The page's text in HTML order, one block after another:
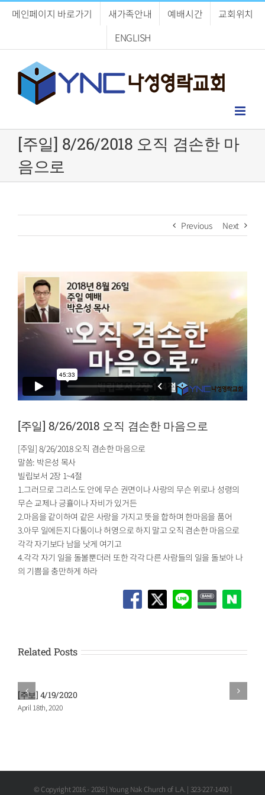
메인페이지 바로가기 새가족안내 예배시간
교회위치
ENGLISH
[주일] 8/26/2018 오직 겸손한 마
음으로
Previous Next
[주일] 8/26/2018 오직 겸손한 마음으로
[주일] 8/26/2018 오직 겸손한 마음으로
말씀: 박은성 목사
빌립보서 2장 1~4절
1.그러므로 그리스도 안에 무슨 권면이나 사랑의 무슨 위로나 성령의
무슨 교제나 긍휼이나 자비가 있거든
2.마음을 같이하여 같은 사랑을 가지고 뜻을 합하며 한마음을 품어
3.아무 일에든지 다툼이나 허영으로 하지 말고 오직 겸손한 마음으로
각각 자기보다 남을 낫게 여기고
4.각각 자기 일을 돌볼뿐더러 또한 각각 다른 사람들의 일을 돌보아 나
의 기쁨을 충만하게 하라
Related Posts
[주보] 4/19/2020
April 18th, 2020
© Copyright 2016 - 2026 | Young Nak Church of L.A. | 323-227-1400 |